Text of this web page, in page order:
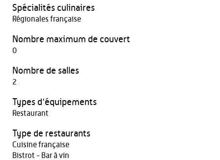
Spécialités culinaires
Régionales française
Nombre maximum de couvert
0
Nombre de salles
2
Types d'équipements
Restaurant
Type de restaurants
Cuisine française
Bistrot - Bar à vin